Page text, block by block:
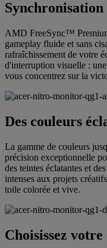
Synchronisation
AMD FreeSync™
gameplay fluide et sans
rafraîchissement de votre
d'interruption visuelle :
vous concentrez sur la
Des couleurs
La gamme de couleurs
précision exceptionnelle
des teintes éclatantes et
intenses aux projets
toile colorée et vive.
Choisissez